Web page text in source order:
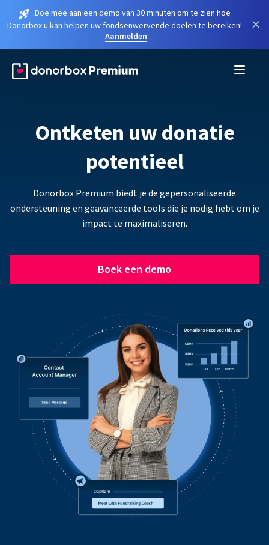
Doe mee aan een demo van 30 minuten om te zien hoe
Donorbox u kan helpen uw fondsenwervende doelen te bereiken!
Aanmelden
×
Ontketen uw donatie
potentieel
Donorbox Premium biedt je de gepersonaliseerde
ondersteuning en geavanceerde tools die je nodig hebt om je
impact te maximaliseren.
Boek een demo